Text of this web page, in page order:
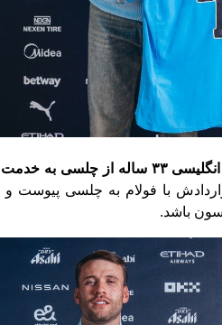
خدمت ‏گرفته شد.
قراردادش با فولام به چلسی ‏پیوست
باشد.